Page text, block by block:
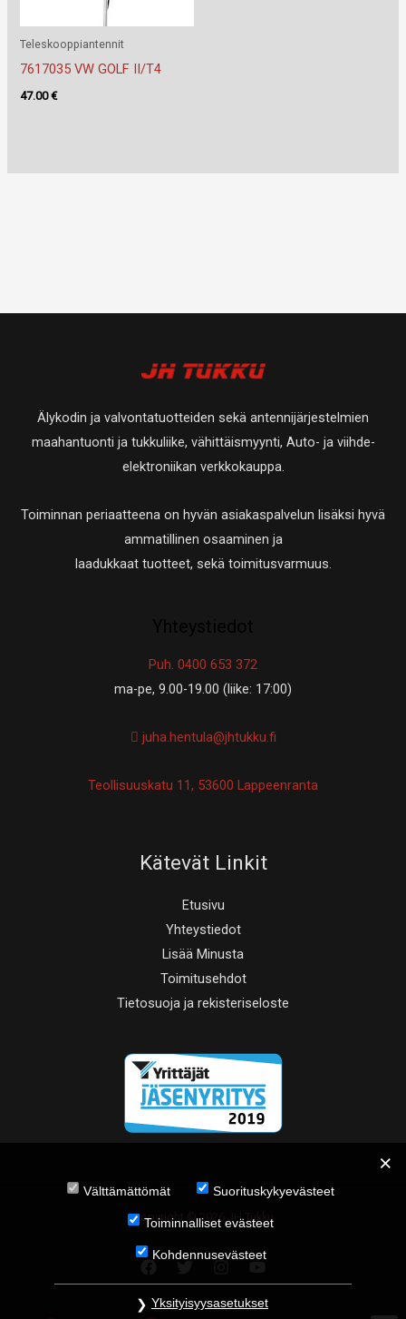
Teleskooppiantennit
7617035 VW GOLF II/T4
47.00€
Älykodin ja valvontatuotteiden sekä antennijärjestelmien
maahantuonti ja tukkuliike, vähittäismyynti, Auto- ja viihde-
elektroniikan verkkokauppa.
Toiminnan periaatteena on hyvän asiakaspalvelun lisäksi hyvä
ammatillinen osaaminen ja
laadukkaat tuotteet, sekä toimitusvarmuus.
Puh. 0400 653 372
ma-pe, 9.00-19.00 (liike: 17:00)
juha.hentula@jhtukku.fi
Teollisuuskatu 11, 53600 Lappeenranta
Kätevät Linkit
Etusivu
Yhteystiedot
Lisää Minusta
Toimitusehdot
Tietosuoja ja rekisteriseloste
Copyright © 2026 JH Tukku
Välttämättömät Suorituskykyevästeet
Toiminnalliset evästeet
Kohdennusevästeet
Yksityisyysasetukset